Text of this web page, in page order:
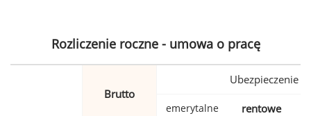
Rozliczenie roczne - umowa o pracę
Brutto
Ubezpieczenie
emerytalne rentowe